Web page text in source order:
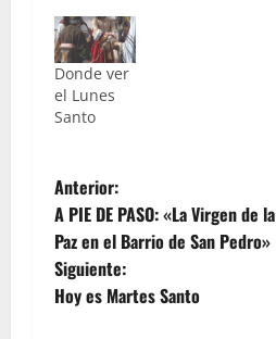
Donde ver
el Lunes
Santo
N
a
v
Anterior:
A PIE DE PASO: «La Virgen de la
Paz en el Barrio de San Pedro»
Siguiente:
Hoy es Martes Santo